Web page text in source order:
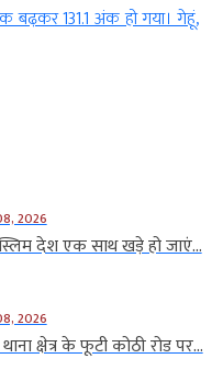
131.1 अंक हो गया। गेहूं,
2026
देश एक साथ खड़े हो जाएं...
2026
थाना क्षेत्र के फूटी कोठी रोड पर...